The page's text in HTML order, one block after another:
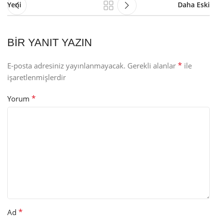
Yeni Daha Eski
BIR YANIT YAZIN
E-posta adresiniz yayınlanmayacak. Gerekli alanlar * ile
işaretlenmişlerdir
Yorum *
Ad *